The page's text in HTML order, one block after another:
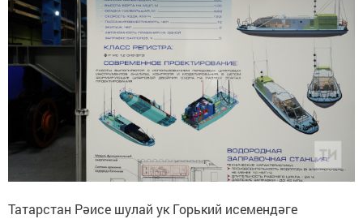
Татарстан Рәисе шулай ук Горький исемендәге